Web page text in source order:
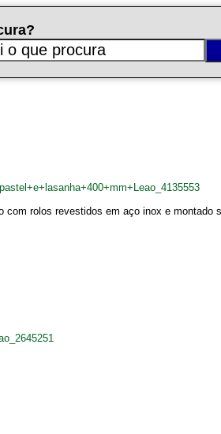
rolos revestidos em aço inox e